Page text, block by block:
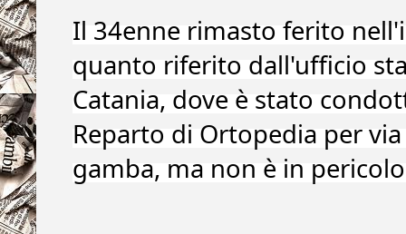
Il 34enne rimasto ferito
quanto riferito dall'ufficio
Catania, dove è stato
Reparto di Ortopedia per
gamba, ma non è in